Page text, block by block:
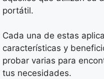
portátil.
Cada una de estas
características y
probar varias para
tus necesidades.